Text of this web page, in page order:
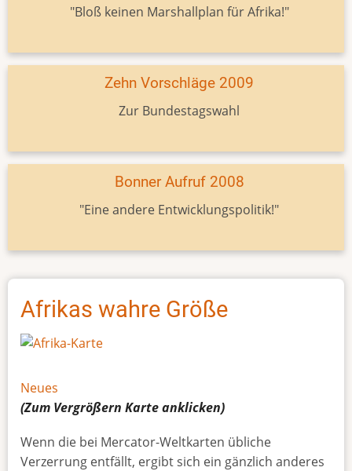
"Bloß keinen Marshallplan für Afrika!"
Zehn Vorschläge 2009
Zur Bundestagswahl
Bonner Aufruf 2008
"Eine andere Entwicklungspolitik!"
Afrikas wahre Größe
Neues
(Zum Vergrößern Karteanklicken)
Wenn die bei Mercator-Weltkarten übliche
Verzerrung entfällt, ergibt sich ein gänzlich anderes